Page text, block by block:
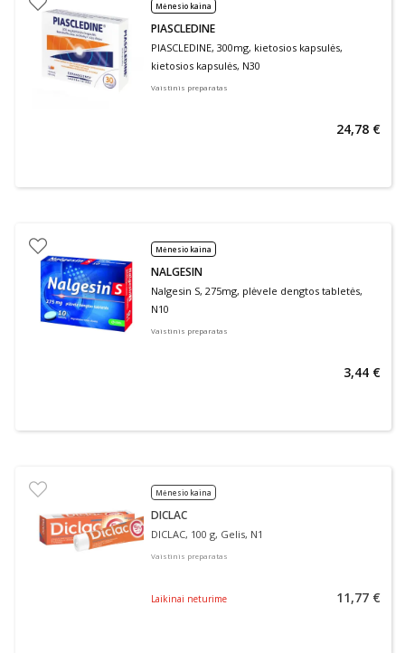
Mėnesio kaina
PIASCLEDINE
PIASCLEDINE, 300mg, kietosios kapsulės,
kietosios kapsulės, N30
Vaistinis preparatas
24,78 €
Mėnesio kaina
NALGESIN
Nalgesin S, 275mg, plėvele dengtos tabletės,
N10
Vaistinis preparatas
3,44 €
Mėnesio kaina
DICLAC
DICLAC, 100 g, Gelis, N1
Vaistinis preparatas
Laikinai neturime 11,77 €